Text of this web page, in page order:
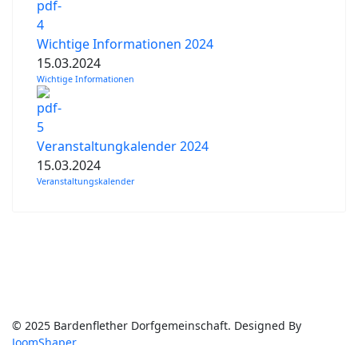
Wichtige Informationen 2024
15.03.2024
Wichtige Informationen
Veranstaltungkalender 2024
15.03.2024
Veranstaltungskalender
© 2025 Bardenflether Dorfgemeinschaft. Designed By